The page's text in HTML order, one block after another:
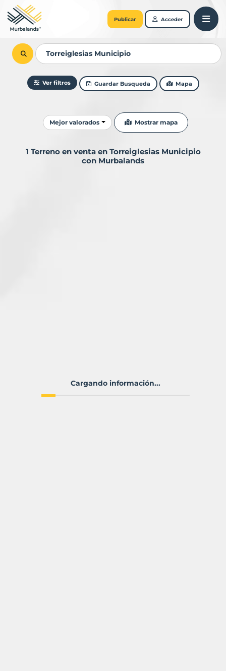
Publicar Acceder
Ver filtros Guardar Busqueda Mapa
Ordenar resultados
Mejor valorados Mostrar mapa
1 Terreno en venta en Torreiglesias Municipio
con Murbalands
Cargando información...